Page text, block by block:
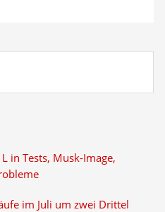
in Tests, Musk-Image,
im Juli um zwei Drittel